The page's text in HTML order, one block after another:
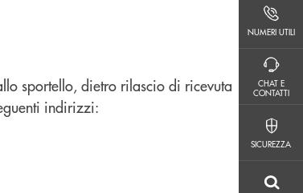
NUMERI UTILI
CHAT E
CONTATTI
CHAT E CONTATTI
SICUREZZA
sportello, dietro rilascio di ricevuta
indirizzi: